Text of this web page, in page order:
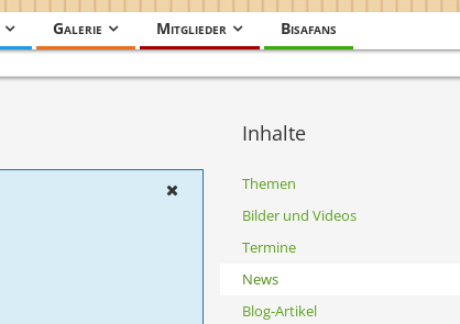
Galerie Mitglieder Bisafans
Inhalte
Themen
Bilder und Videos
Termine
News
Blog-Artikel